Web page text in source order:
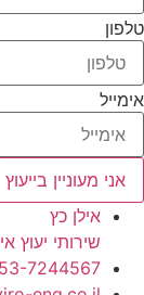
טלפון
אימייל
אני מעוניין בייעוץ
אילן כץ
שירותי יעוץ
7244567